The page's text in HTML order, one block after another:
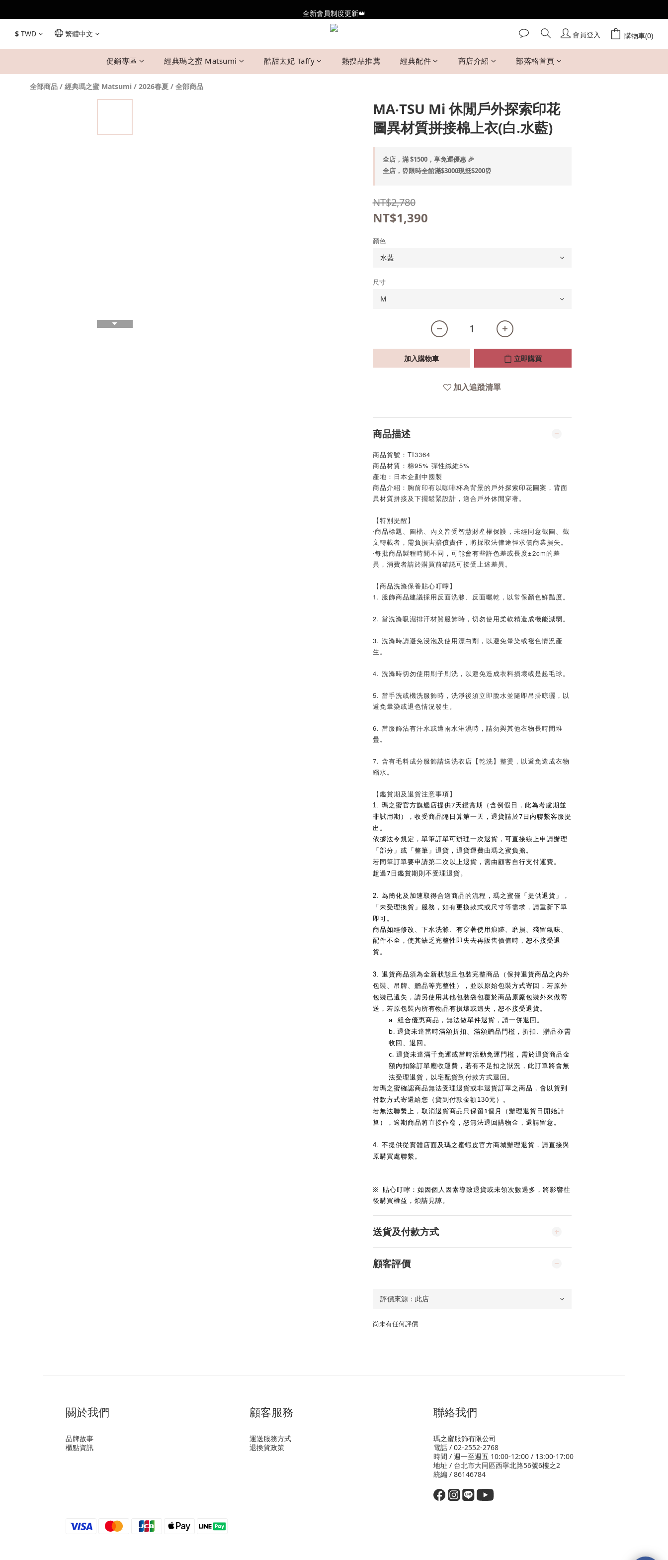
全新會員制度更新👑
全新會員制度更新👑
加入官方LINE🥰最新優惠資訊不錯過
全新會員制度更新👑
$ TWD 繁體中文 會員登入 購物車(0)
促銷專區 經典瑪之蜜 Matsumi 酷甜太妃 Taffy 熱搜品推薦 經典配件 商店介紹 部落格首頁
全部商品 / 經典瑪之蜜 Matsumi / 2026春夏 / 全部商品
MA‧TSU Mi 休閒戶外探索印花
圖異材質拼接棉上衣(白.水藍)
全店，滿 $1500，享免運優惠 🎉
全店，⏰限時全館滿$3000現抵$200⏰
NT$2,780
NT$1,390
顏色
尺寸
加入購物車 立即購買
加入追蹤清單
商品描述
商品貨號：TI3364
商品材質：棉95% 彈性纖維5%
產地：日本企劃中國製
商品介紹：胸前印有以咖啡杯為背景的戶外探索印花圖案，背面
異材質拼接及下擺鬆緊設計，適合戶外休閒穿著。
【特別提醒】
‧商品標題、圖檔、內文皆受智慧財產權保護，未經同意截圖、截
文轉載者，需負損害賠償責任，將採取法律途徑求償商業損失。
‧每批商品製程時間不同，可能會有些許色差或長度±2cm的差
異，消費者請於購買前確認可接受上述差異。
【商品洗滌保養貼心叮嚀】
1. 服飾商品建議採用反面洗滌、反面曬乾，以常保顏色鮮豔度。
2. 當洗滌吸濕排汗材質服飾時，切勿使用柔軟精造成機能減弱。
3. 洗滌時請避免浸泡及使用漂白劑，以避免暈染或褪色情況產
生。
4. 洗滌時切勿使用刷子刷洗，以避免造成衣料損壞或是起毛球。
5. 當手洗或機洗服飾時，洗淨後須立即脫水並隨即吊掛晾曬，以
避免暈染或退色情況發生。
6. 當服飾沾有汗水或遭雨水淋濕時，請勿與其他衣物長時間堆
疊。
7. 含有毛料成分服飾請送洗衣店【乾洗】整燙，以避免造成衣物
縮水。
【鑑賞期及退貨注意事項】
1. 瑪之蜜官方旗艦店提供7天鑑賞期（含例假日，此為考慮期並
非試用期），收受商品隔日算第一天，退貨請於7 日內聯繫客服提
出。
依據法令規定，單筆訂單可辦理一次退貨，可直接線上申請辦理
「部分」或「整筆」退貨，退貨運費由瑪之蜜負擔。
若同筆訂單要申請第二次以上退貨，需由顧客自行支付運費。
超過7 日鑑賞期則不受理退貨。
2. 為簡化及加速取得合適商品的流程，瑪之蜜僅「提供退貨」，
「未受理換貨」服務，如有更換款式或尺寸等需求，請重新下單
即可。
商品如經修改、下水洗滌、有穿著使用痕跡、磨損、殘留氣味、
配件不全，使其缺乏完整性即失去再販售價值時，恕不接受退
貨。
3. 退貨商品須為全新狀態且包裝完整商品（保持退貨商品之內外
包裝、吊牌、贈品等完整性），並以原始包裝方式寄回，若原外
包裝已遺失，請另使用其他包裝袋包覆於商品原廠包裝外來做寄
送，若原包裝內所有物品有損壞或遺失，恕不接受退貨。
a. 組合優惠商品，無法做單件退貨，請一併退回。
b. 退貨未達當時滿額折扣、滿額贈品門檻，折扣、贈品亦需
收回、退回。
c. 退貨未達滿千免運或當時活動免運門檻，需於退貨商品金
額內扣除訂單應收運費，若有不足扣之狀況，此訂單將會無
法受理退貨，以宅配貨到付款方式退回。
若瑪之蜜確認商品無法受理退貨或非退貨訂單之商品，會以貨到
付款方式寄還給您（貨到付款金額130元）。
若無法聯繫上，取消退貨商品只保留 1 個月（辦理退貨日開始計
算），逾期商品將直接作廢，恕無法退回購物金，還請留意。
4. 不提供從實體店面及瑪之蜜蝦皮官方商城辦理退貨，請直接與
原購買處聯繫。
※
貼心叮嚀：如因個人因素導致退貨或未領次數過多，將影響往
後購買權益，煩請見諒。
送貨及付款方式
顧客評價
尚未有任何評價
立即購買
關於我們
品牌故事
櫃點資訊
顧客服務
運送服務方式
退換貨政策
聯絡我們
瑪之蜜服飾有限公司
電話 / 02-2552-2768
時間 / 週一至週五 10:00-12:00 / 13:00-17:00
地址 / 台北市大同區西寧北路56號6樓之2
統編 / 86146784